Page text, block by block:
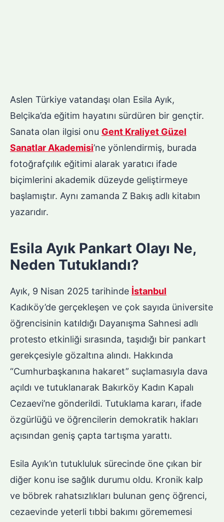
Aslen Türkiye vatandaşı olan Esila Ayık,
Belçika’da eğitim hayatını sürdüren bir gençtir.
Sanata olan ilgisi onu Gent Kraliyet Güzel
Sanatlar Akademisi’ne yönlendirmiş, burada
fotoğrafçılık eğitimi alarak yaratıcı ifade
biçimlerini akademik düzeyde geliştirmeye
başlamıştır. Aynı zamanda Z Bakış adlı kitabın
yazarıdır.
Esila Ayık Pankart Olayı Ne,
Neden Tutuklandı?
Ayık, 9 Nisan 2025 tarihinde İstanbul
Kadıköy’de gerçekleşen ve çok sayıda üniversite
öğrencisinin katıldığı Dayanışma Sahnesi adlı
protesto etkinliği sırasında, taşıdığı bir pankart
gerekçesiyle gözaltına alındı. Hakkında
“Cumhurbaşkanına hakaret” suçlamasıyla dava
açıldı ve tutuklanarak Bakırköy Kadın Kapalı
Cezaevi’ne gönderildi. Tutuklama kararı, ifade
özgürlüğü ve öğrencilerin demokratik hakları
açısından geniş çapta tartışma yarattı.
Esila Ayık’ın tutukluluk sürecinde öne çıkan bir
diğer konu ise sağlık durumu oldu. Kronik kalp
ve böbrek rahatsızlıkları bulunan genç öğrenci,
cezaevinde yeterli tıbbi bakımı görememesi